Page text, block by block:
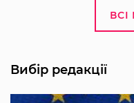
ВСІ
Вибір редакції